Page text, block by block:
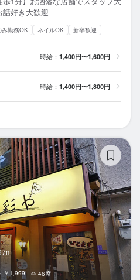
好き大歓迎
み勤務OK ネイルOK 新卒歓迎
時給： 1,400円〜1,600円
時給： 1,400円〜1,800円
￥1,999 46席